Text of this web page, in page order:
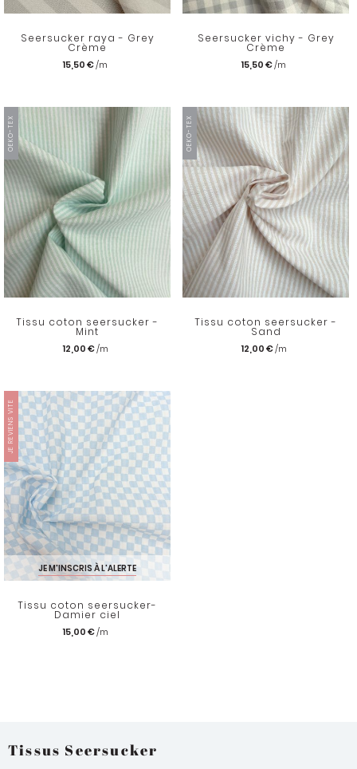
Seersucker raya - Grey
Crème
15,50 €
Seersucker vichy - Grey
Crème
15,50 €
OEKO-TEX
Tissu coton seersucker -
Mint
12,00 €
OEKO-TEX
Tissu coton seersucker -
Sand
12,00 €
JE REVIENS VITE
JE M'INSCRIS À L'ALERTE
Tissu coton seersucker-
Damier ciel
15,00 €
Tissus Seersucker